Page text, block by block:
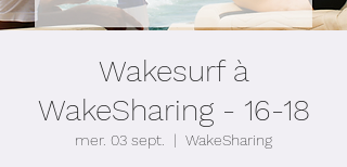
Wakesurf à
WakeSharing - 16-18
mer. 03 sept.
  |
WakeSharing